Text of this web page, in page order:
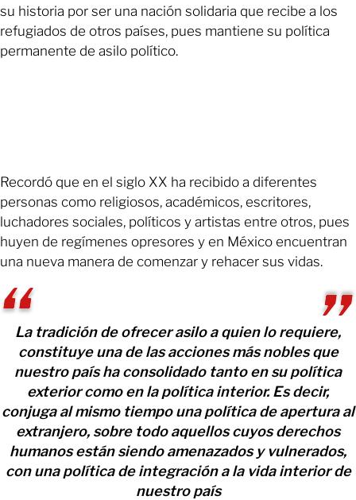
su historia por ser una nación solidaria que recibe a los
refugiados de otros países, pues mantiene su política
permanente de asilo político.
Recordó que en el siglo XX ha recibido a diferentes
personas como religiosos, académicos, escritores,
luchadores sociales, políticos y artistas entre otros, pues
huyen de regímenes opresores y en México encuentran
una nueva manera de comenzar y rehacer sus vidas.
La tradición de ofrecer asilo a quien lo requiere,
constituye una de las acciones más nobles que
nuestro país ha consolidado tanto en su política
exterior como en la política interior. Es decir,
conjuga al mismo tiempo una política de apertura al
extranjero, sobre todo aquellos cuyos derechos
humanos están siendo amenazados y vulnerados,
con una política de integración a la vida interior de
nuestro país